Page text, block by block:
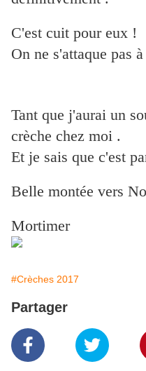
C'est cuit pour eux !
On ne s'attaque pas
Tant que j'aurai un
crèche chez moi .
Et je sais que c'est
Belle montée vers
Mortimer
#Crèches 2017
Partager